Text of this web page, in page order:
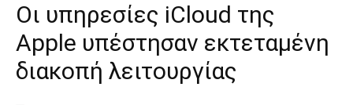
Οι υπηρεσίες iCloud της
Apple υπέστησαν εκτεταμένη
διακοπή λειτουργίας